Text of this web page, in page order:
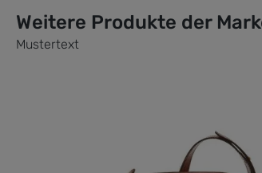
Weitere Produkte der
Mustertext